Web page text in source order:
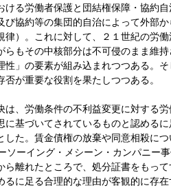
る労働者保護と団結権保障・協約
協約等の集団的自治によって外部
）。これに対して、２１世紀の労
もその中核部分は不可侵のまま維
」の要素が組み込まれつつある。
が重要な役割を果たしつつある。
、労働条件の不利益変更に対する
基づいてされているものと認める
た。賃金債権の放棄や同意相殺に
ソーイング・メシーン・カンパニー
離れたところで、処分証書をもって
に足る合理的な理由が客観的に存